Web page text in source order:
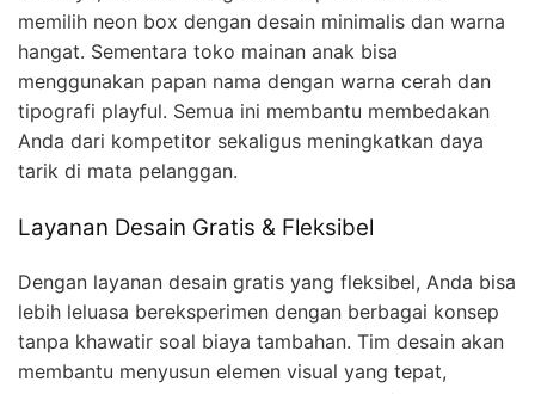
memilih neon box dengan desain minimalis dan warna
hangat. Sementara toko mainan anak bisa
menggunakan papan nama dengan warna cerah dan
tipografi playful. Semua ini membantu membedakan
Anda dari kompetitor sekaligus meningkatkan daya
tarik di mata pelanggan.
Layanan Desain Gratis & Fleksibel
Dengan layanan desain gratis yang fleksibel, Anda bisa
lebih leluasa bereksperimen dengan berbagai konsep
tanpa khawatir soal biaya tambahan. Tim desain akan
membantu menyusun elemen visual yang tepat,